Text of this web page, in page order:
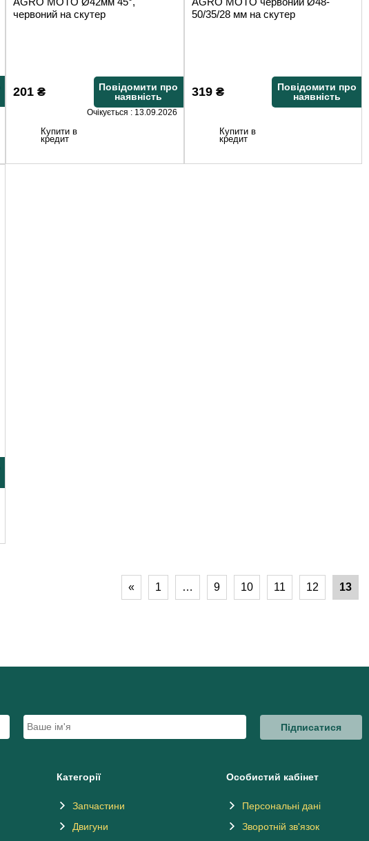
червоний на скутер
201 ₴
Повідомити про
наявність
Очікується : 13.09.2026
Купити в
кредит
50/35/28 мм на скутер
319₴
Повідомити про
наявність
Купити в
кредит
« 1 … 9 10 11 12 13
Підписатися
Категорії
Запчастини
Двигуни
Особистий кабінет
Персональні дані
Зворотній зв'язок